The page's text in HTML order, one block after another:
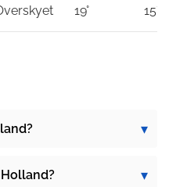
19° 15°